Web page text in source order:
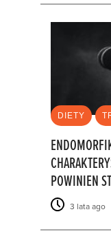
DIETY
POWINIEN
3 lata ago